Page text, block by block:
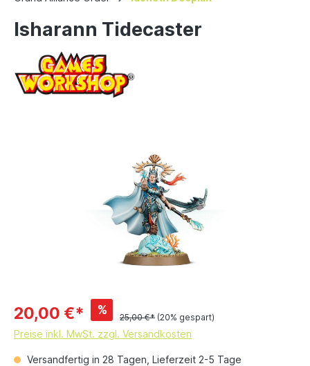
Isharann Tidecaster
20,00 €* %
25,00 €* (20% gespart)
Preise inkl. MwSt. zzgl. Versandkosten
Versandfertig in 28 Tagen, Lieferzeit 2-5 Tage